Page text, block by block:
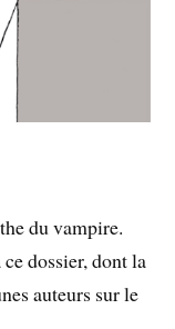
du vampire.
dossier, dont la
auteurs sur le